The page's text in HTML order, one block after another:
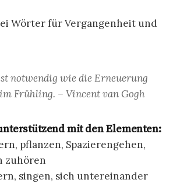
Wörter für Vergangenheit und
notwendig wie die Erneuerung
Frühling. – Vincent van Gogh
mit den Elementen:
pflanzen, Spazierengehen,
zuhören
singen, sich untereinander